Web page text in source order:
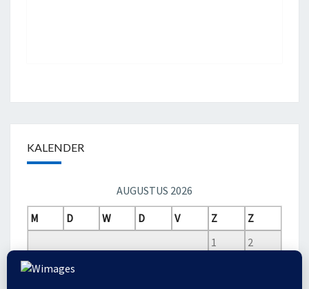
KALENDER
AUGUSTUS 2026
M
D W D V Z
Z
1
2
3
4